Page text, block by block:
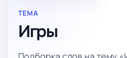
ТЕМА
Игры